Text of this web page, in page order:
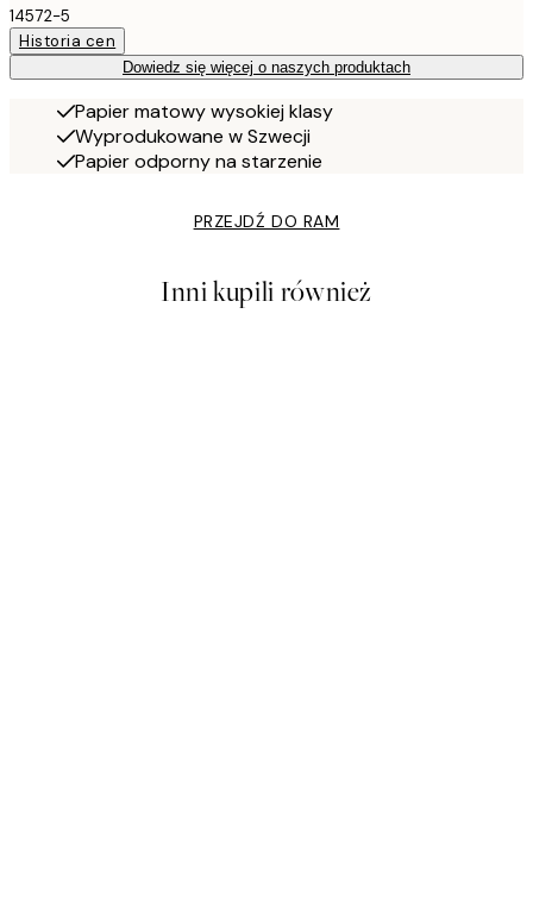
14572-5
Historia cen
Dowiedz się więcej o naszych produktach
Papier matowy wysokiej klasy
Wyprodukowane w Szwecji
Papier odporny na starzenie
PRZEJDŹ DO RAM
Inni kupili również